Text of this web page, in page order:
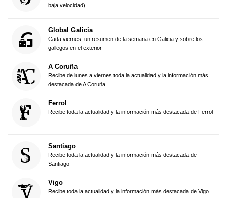
baja velocidad)
Global Galicia
Cada viernes, un resumen de la semana en Galicia y sobre los
gallegos en el exterior
A Coruña
Recibe de lunes a viernes toda la actualidad y la información más
destacada de A Coruña
Ferrol
Recibe toda la actualidad y la información más destacada de Ferrol
Santiago
Recibe toda la actualidad y la información más destacada de
Santiago
Vigo
Recibe toda la actualidad y la información más destacada de Vigo